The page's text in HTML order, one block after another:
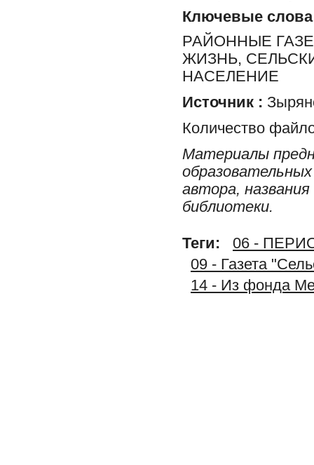
Ключевые слова
РАЙОННЫЕ
ЖИЗНЬ,
НАСЕЛЕНИЕ
Источник :
Количество
Материалы
автора,
библиотеки.
Теги:
06 -
09 - Газета
14 - Из фонда